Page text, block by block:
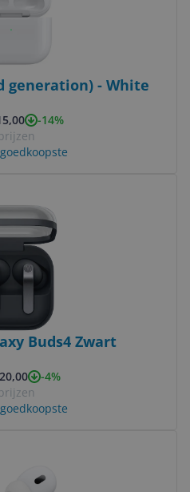
generation) - White
-14%
Buds4 Zwart
-4%